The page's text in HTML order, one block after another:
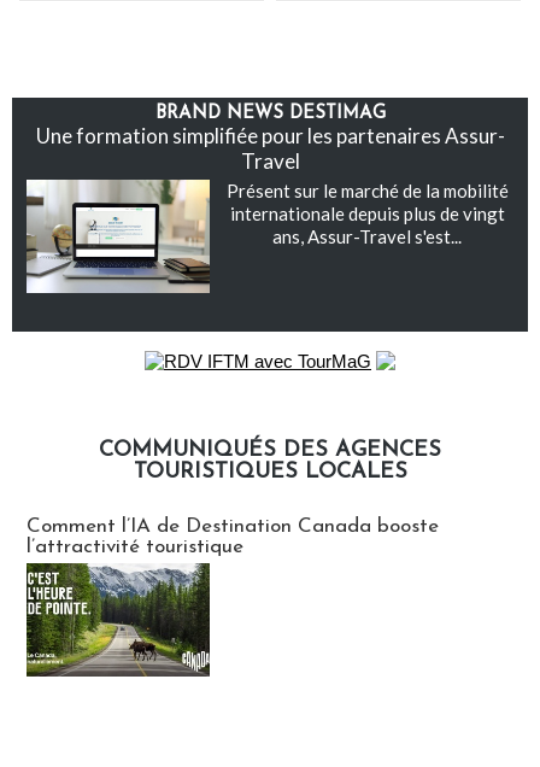
BRAND NEWS DESTIMAG
Une formation simplifiée pour les partenaires Assur-
Travel
Présent sur le marché de la mobilité
internationale depuis plus de vingt
ans, Assur-Travel s'est...
COMMUNIQUÉS DES AGENCES
TOURISTIQUES LOCALES
Comment l’IA de Destination Canada booste
l’attractivité touristique